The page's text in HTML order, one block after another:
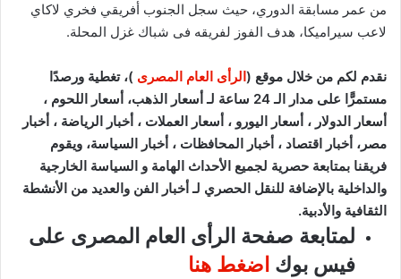
من عمر مسابقة الدوري، حيث سجل الجنوب أفريقي فخري لاكاي
لاعب سيراميكا، هدف الفوز لفريقه فى شباك غزل المحلة.
نقدم لكم من خلال موقع (الرأى العام المصرى )، تغطية ورصدًا
مستمرًّا على مدار الـ 24 ساعة لـ أسعار الذهب، أسعار اللحوم ،
أسعار الدولار ، أسعار اليورو ، أسعار العملات ، أخبار الرياضة ، أخبار
مصر، أخبار اقتصاد ، أخبار المحافظات ، أخبار السياسة، ويقوم
فريقنا بمتابعة حصرية لجميع الأحداث الهامة و السياسة الخارجية
والداخلية بالإضافة للنقل الحصري لـ أخبار الفن والعديد من الأنشطة
الثقافية والأدبية.
لمتابعة صفحة الرأى العام المصرى على
فيس بوك اضغط هنا